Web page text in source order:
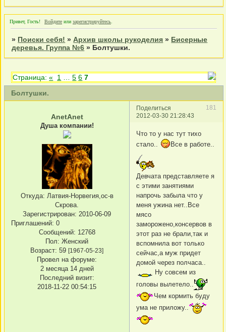
Привет, Гость! Войдите или зарегистрируйтесь
» Поиски себя! »Архив школы рукоделия » Бисерные
деревья. Группа №6 » Болтушки.
Болтушки.
Страница:« 1 5 6 7
Поделиться
181
2012-03-30 21:28:43
AnetAnet
Душа компании!
Откуда: Латвия-Норвегия,ос-в
Скрова.
Зарегистрирован: 2010-06-09
Приглашений: 0
Сообщений: 12768
Пол: Женский
Возраст: 59 [1967-05-23]
Провел на форуме:
2 месяца 14 дней
Последний визит:
2018-11-22 00:54:15
Что то у нас тут тихо
стало..
Все в работе..
Девчата представляете я
с этими занятиями
напрочь забыла что у
меня ужина нет..Все
мясо
заморожено,консервов в
этот раз не брали,так и
вспомнила вот только
сейчас,а муж придет
домой через полчаса..
Ну совсем из
головы вылетело..
Чем кормить буду
ума не приложу..